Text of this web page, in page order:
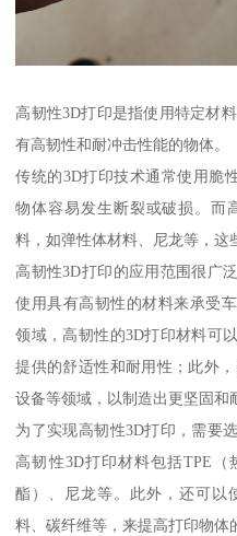
高韧性3D打印是指使用特定材
有高韧性和耐冲击性能的物体。
传统的3D打印技术通常使用脆
物体容易发生断裂或破损。而
料，如弹性体材料、尼龙等，这
高韧性3D打印的应用范围很广
使用具有高韧性的材料来承受
领域，高韧性的3D打印材料可
提供的舒适性和耐用性；此外
设备等领域，以制造出更坚固和
为了实现高韧性3D打印，需要
高韧性3D打印材料包括TPE
酯）、尼龙等。此外，还可以
料、碳纤维等，来提高打印物体